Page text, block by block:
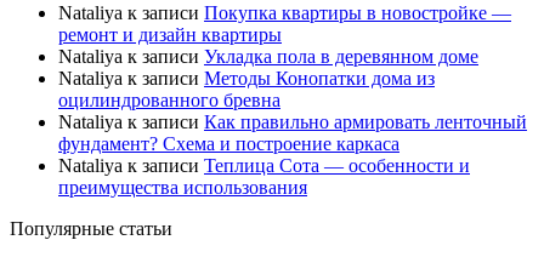
Nataliya к записи Покупка квартиры в новостройке —
ремонт и дизайн квартиры
Nataliya к записи Укладка пола в деревянном доме
Nataliya к записи Методы Конопатки дома из
оцилиндрованного бревна
Nataliya к записи Как правильно армировать ленточный
фундамент? Схема и построение каркаса
Nataliya к записи Теплица Сота — особенности и
преимущества использования
Популярные статьи